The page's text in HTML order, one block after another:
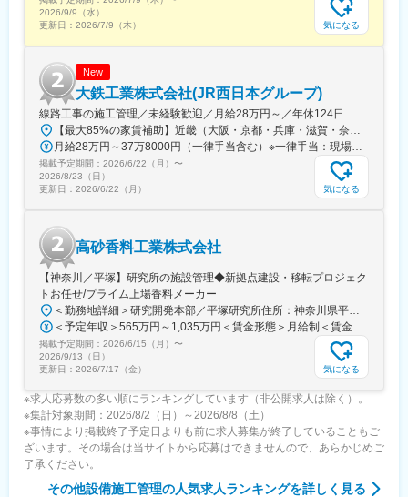
変更の範囲：会社の定める業務
2026/9/9（水）
更新日： 2026/7/9（木） 気になる
New
大鉄工業株式会社(JR西日本グループ)
線路工事の施工管理／未経験歓迎／月給28万円～／年休124日
【最大85%の家賃補助】近畿（大阪・京都・兵庫・滋賀・奈良・和歌山）、北陸（新潟・富山・石川・福井）の各現場事業所《勤務地》◎近畿エリア大阪府・京都府・兵庫県・滋賀県・奈良県・和歌山県◎北陸エリア新潟県・富山県・石川県・福井県《当社拠点》・本社／大阪府大阪市淀川区西中島3-9-15・大阪支店／大阪府大阪市阿倍野区旭町1-2-7 あべのメディックス13F・京都支店／京都府京都市下京区油小路通塩小路下ル東油小路町533-6 大鉄京都ビル3F・神戸支店／兵庫県神戸市中央区中町通2-1-18 JR神戸駅NKビル8F・福知山支店／京都府福知山市駅南町2-132・北陸支店／石川県金沢市駅西本町1-14-29 サン金沢ビル8F※U・Iターン支援あり※受動喫煙対策：分煙（喫煙所あり）
月給28万円～37万8000円（一律手当含む）※一律手当：現場手当（月2万5000円）※残業代は別途、全額支給いたします※経験・年齢などを考慮のうえ、決定いたします
掲載予定期間： 2026/6/22（月） 〜
2026/8/23（日）
更新日： 2026/6/22（月） 気になる
高砂香料工業株式会社
【神奈川／平塚】研究所の施設管理◆新拠点建設・移転プロジェク
トお任せ/プライム上場香料メーカー
＜勤務地詳細＞研究開発本部／平塚研究所住所：神奈川県平塚市西八幡1-4-11 勤務地最寄駅：各線／平塚駅受動喫煙対策：屋内全面禁煙変更の範囲：会社の定める事業所
＜予定年収＞565万円～1,035万円＜賃金形態＞月給制＜賃金内訳＞月額（基本給）：290,000円～460,000円＜月給＞290,000円～460,000円＜昇給有無＞有＜残業手当＞有＜給与補足＞※上記年収は賞与を含む※年齢、経験、スキルを考慮し、当社規定にて決定■賞与：年2回（6月、12月）昨年実績 約5.9か月分■昇給：年1回（4月）賃金はあくまでも目安の金額であり、選考を通じて上下する可能性があります。月給(月額)は固定手当を含めた表記です。
掲載予定期間： 2026/6/15（月） 〜
2026/9/13（日）
更新日： 2026/7/17（金） 気になる
※求人応募数の多い順にランキングしています（非公開求人は除く）。
※集計対象期間：2026/8/2（日）～2026/8/8（土）
※事情により掲載終了予定日よりも前に求人募集が終了していることもご
ざいます。その場合は当サイトから応募はできませんので、あらかじめご
了承ください。
その他設備施工管理の人気求人ランキングを詳しく見る